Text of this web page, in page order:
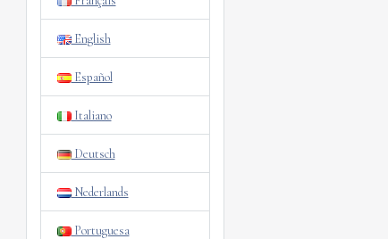
English
Español
Italiano
Deutsch
Nederlands
Portuguesa